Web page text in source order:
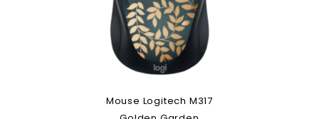
Mouse Logitech M317